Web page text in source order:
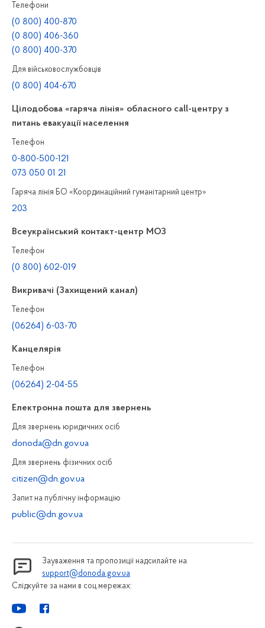
Телефони
(0 800) 400-870
(0 800) 406-360
(0 800) 400-370
Для військовослужбовців
(0 800) 404-670
Цілодобова «гаряча лінія» обласного call-центру з
питань евакуації населення
Телефон
0-800-500-121
073 050 01 21
Гаряча лінія БО «Координаційний гуманітарний центр»
203
Всеукраїнський контакт-центр МОЗ
Телефон
(0 800) 602-019
Викривачі (Захищений канал)
Телефон
(06264) 6-03-70
Канцелярiя
Телефон
(06264) 2-04-55
Електронна пошта для звернень
Для звернень юридичних осiб
donoda@dn.gov.ua
Для звернень фізичних осiб
citizen@dn.gov.ua
Запит на публiчну інформацiю
public@dn.gov.ua
Зауваження та пропозиції надсилайте на
support@donoda.gov.ua
Слідкуйте за нами в соц.мережах: